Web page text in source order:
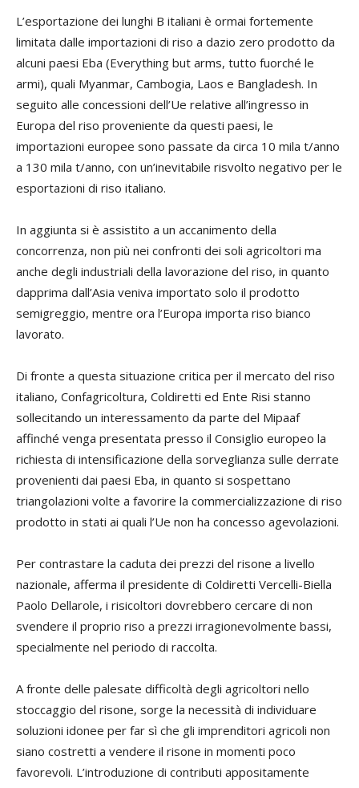
L’esportazione dei lunghi B italiani è ormai fortemente
limitata dalle importazioni di riso a dazio zero prodotto da
alcuni paesi Eba (Everything but arms, tutto fuorché le
armi), quali Myanmar, Cambogia, Laos e Bangladesh. In
seguito alle concessioni dell’Ue relative all’ingresso in
Europa del riso proveniente da questi paesi, le
importazioni europee sono passate da circa 10 mila t/anno
a 130 mila t/anno, con un’inevitabile risvolto negativo per le
esportazioni di riso italiano.
In aggiunta si è assistito a un accanimento della
concorrenza, non più nei confronti dei soli agricoltori ma
anche degli industriali della lavorazione del riso, in quanto
dapprima dall’Asia veniva importato solo il prodotto
semigreggio, mentre ora l’Europa importa riso bianco
lavorato.
Di fronte a questa situazione critica per il mercato del riso
italiano, Confagricoltura, Coldiretti ed Ente Risi stanno
sollecitando un interessamento da parte del Mipaaf
affinché venga presentata presso il Consiglio europeo la
richiesta di intensificazione della sorveglianza sulle derrate
provenienti dai paesi Eba, in quanto si sospettano
triangolazioni volte a favorire la commercializzazione di riso
prodotto in stati ai quali l’Ue non ha concesso agevolazioni.
Per contrastare la caduta dei prezzi del risone a livello
nazionale, afferma il presidente di Coldiretti Vercelli-Biella
Paolo Dellarole, i risicoltori dovrebbero cercare di non
svendere il proprio riso a prezzi irragionevolmente bassi,
specialmente nel periodo di raccolta.
A fronte delle palesate difficoltà degli agricoltori nello
stoccaggio del risone, sorge la necessità di individuare
soluzioni idonee per far sì che gli imprenditori agricoli non
siano costretti a vendere il risone in momenti poco
favorevoli. L’introduzione di contributi appositamente